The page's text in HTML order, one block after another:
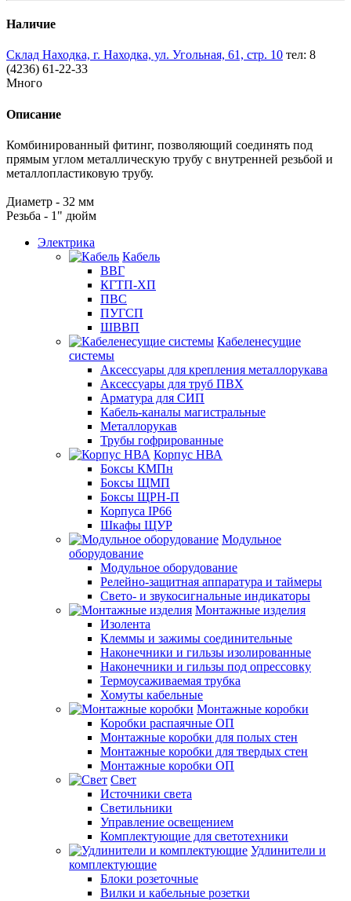
Наличие
Склад Находка, г. Находка, ул. Угольная, 61, стр. 10 тел: 8
(4236) 61-22-33
Много
Описание
Комбинированный фитинг, позволяющий соединять под
прямым углом металлическую трубу с внутренней резьбой и
металлопластиковую трубу.
Диаметр - 32 мм
Резьба - 1" дюйм
Электрика
Кабель
ВВГ
КГТП-ХП
ПВС
ПУГСП
ШВВП
Кабеленесущие
системы
Аксессуары для крепления металлорукава
Аксессуары для труб ПВХ
Арматура для СИП
Кабель-каналы магистральные
Металлорукав
Трубы гофрированные
Корпус НВА
Боксы КМПн
Боксы ЩМП
Боксы ЩРН-П
Корпуса IP66
Шкафы ЩУР
Модульное
оборудование
Модульное оборудование
Релейно-защитная аппаратура и таймеры
Свето- и звукосигнальные индикаторы
Монтажные изделия
Изолента
Клеммы и зажимы соединительные
Наконечники и гильзы изолированные
Наконечники и гильзы под опрессовку
Термоусаживаемая трубка
Хомуты кабельные
Монтажные коробки
Коробки распаячные ОП
Монтажные коробки для полых стен
Монтажные коробки для твердых стен
Монтажные коробки ОП
Свет
Источники света
Светильники
Управление освещением
Комплектующие для светотехники
Удлинители и
комплектующие
Блоки розеточные
Вилки и кабельные розетки